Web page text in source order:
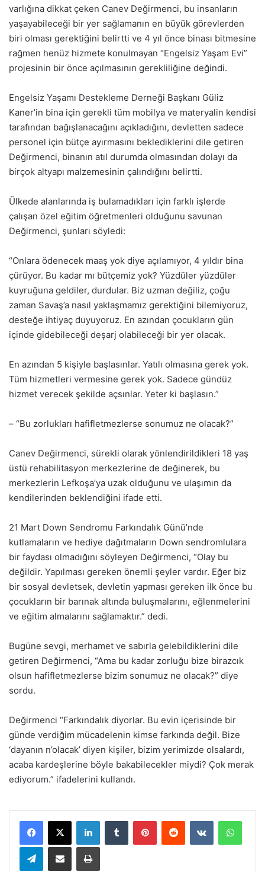
varlığına dikkat çeken Canev Değirmenci, bu insanların
yaşayabileceği bir yer sağlamanın en büyük görevlerden
biri olması gerektiğini belirtti ve 4 yıl önce binası bitmesine
rağmen henüz hizmete konulmayan “Engelsiz Yaşam Evi”
projesinin bir önce açılmasının gerekliliğine değindi.
Engelsiz Yaşamı Destekleme Derneği Başkanı Güliz
Kaner’in bina için gerekli tüm mobilya ve materyalin kendisi
tarafından bağışlanacağını açıkladığını, devletten sadece
personel için bütçe ayırmasını beklediklerini dile getiren
Değirmenci, binanın atıl durumda olmasından dolayı da
birçok altyapı malzemesinin çalındığını belirtti.
Ülkede alanlarında iş bulamadıkları için farklı işlerde
çalışan özel eğitim öğretmenleri olduğunu savunan
Değirmenci, şunları söyledi:
“Onlara ödenecek maaş yok diye açılamıyor, 4 yıldır bina
çürüyor. Bu kadar mı bütçemiz yok? Yüzdüler yüzdüler
kuyruğuna geldiler, durdular. Biz uzman değiliz, çoğu
zaman Savaş’a nasıl yaklaşmamız gerektiğini bilemiyoruz,
desteğe ihtiyaç duyuyoruz. En azından çocukların gün
içinde gidebileceği deşarj olabileceği bir yer olacak.
En azından 5 kişiyle başlasınlar. Yatılı olmasına gerek yok.
Tüm hizmetleri vermesine gerek yok. Sadece gündüz
hizmet verecek şekilde açsınlar. Yeter ki başlasın.”
– “Bu zorlukları hafifletmezlerse sonumuz ne olacak?”
Canev Değirmenci, sürekli olarak yönlendirildikleri 18 yaş
üstü rehabilitasyon merkezlerine de değinerek, bu
merkezlerin Lefkoşa’ya uzak olduğunu ve ulaşımın da
kendilerinden beklendiğini ifade etti.
21 Mart Down Sendromu Farkındalık Günü’nde
kutlamaların ve hediye dağıtmaların Down sendromlulara
bir faydası olmadığını söyleyen Değirmenci, “Olay bu
değildir. Yapılması gereken önemli şeyler vardır. Eğer biz
bir sosyal devletsek, devletin yapması gereken ilk önce bu
çocukların bir barınak altında buluşmalarını, eğlenmelerini
ve eğitim almalarını sağlamaktır.” dedi.
Bugüne sevgi, merhamet ve sabırla gelebildiklerini dile
getiren Değirmenci, “Ama bu kadar zorluğu bize birazcık
olsun hafifletmezlerse bizim sonumuz ne olacak?” diye
sordu.
Değirmenci “Farkındalık diyorlar. Bu evin içerisinde bir
günde verdiğim mücadelenin kimse farkında değil. Bize
‘dayanın n’olacak’ diyen kişiler, bizim yerimizde olsalardı,
acaba kardeşlerine böyle bakabilecekler miydi? Çok merak
ediyorum.” ifadelerini kullandı.
Telegram